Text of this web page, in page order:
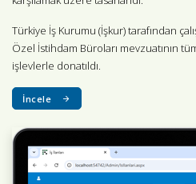
Türkiye İş Kurumu (İşkur) tarafından
Özel İstihdam Büroları mevzuatının
işlevlerle donatıldı.
İncele